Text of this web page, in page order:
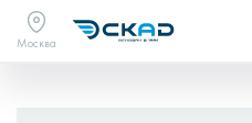
Москва